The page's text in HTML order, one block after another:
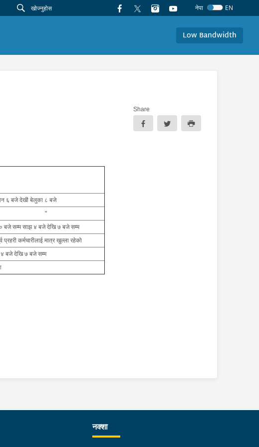
नेपा EN
Low Bandwidth
Share
६ बजे देखी बेलुका ८ बजे
बजे सम्म साझ ४ बजे देखि ७ बजे सम्म
प्रहरी कर्मचारीलाई मात्र खुल्ला रहेको
४ बजे देखि ७ बजे सम्म
नक्शा